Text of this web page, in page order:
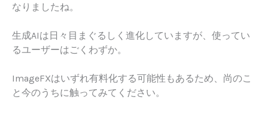
なりましたね。
生成AIは日々目まぐるしく進化していますが、使ってい
るユーザーはごくわずか。
ImageFXはいずれ有料化する可能性もあるため、尚のこ
と今のうちに触ってみてください。